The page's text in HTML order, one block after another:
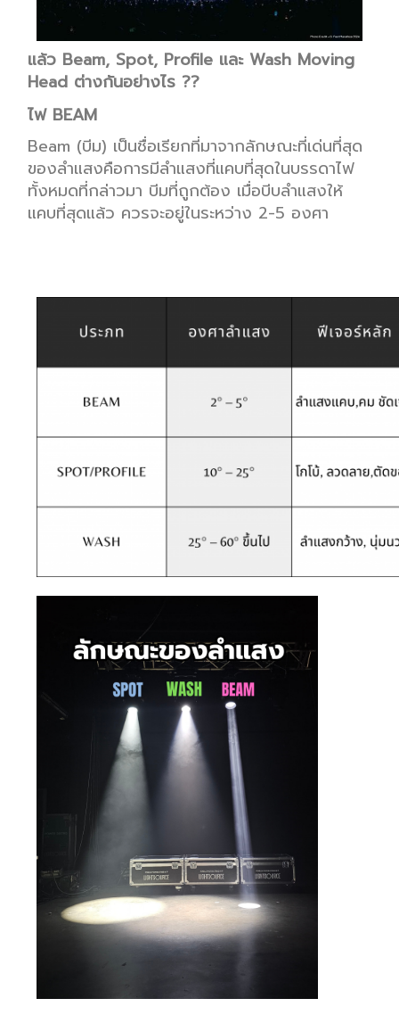
แล้ว Beam, Spot, Profile และ Wash Moving
Head ต่างกันอย่างไร ??
ไฟ BEAM
Beam (บีม) เป็นชื่อเรียกที่มาจากลักษณะที่เด่นที่สุด
ของลำแสงคือการมีลำแสงที่แคบที่สุดในบรรดาไฟ
ทั้งหมดที่กล่าวมา บีมที่ถูกต้อง เมื่อบีบลำแสงให้
แคบที่สุดแล้ว ควรจะอยู่ในระหว่าง 2-5 องศา